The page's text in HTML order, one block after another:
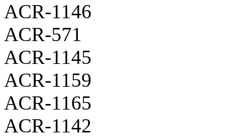
ACR-1146
ACR-571
ACR-1145
ACR-1159
ACR-1165
ACR-1142